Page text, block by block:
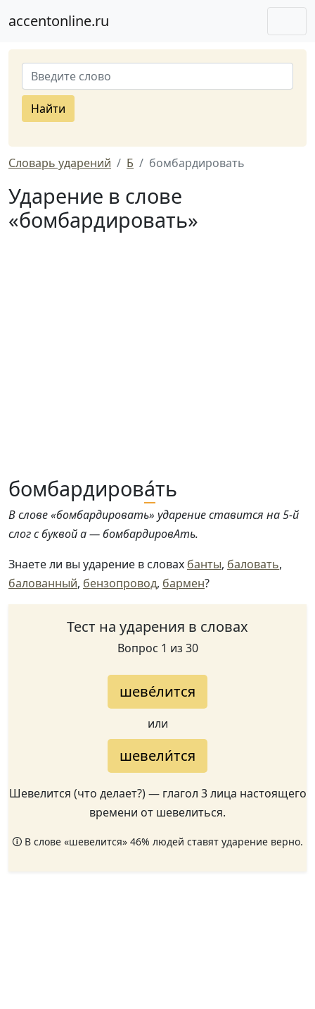
accentonline.ru
Найти
Словарь ударений Б бомбардировать
Ударение в слове
«бомбардировать»
бомбардирова́ть
В слове «бомбардировать» ударение ставится на 5-й
слог с буквой а — бомбардировАть.
Знаете ли вы ударение в словах банты, баловать,
балованный, бензопровод, бармен?
Тест на ударения в словах
Вопрос 1 из 30
шеве́лится
или
шевели́тся
Шевелится (что делает?) — глагол 3 лица настоящего
времени от шевелиться.
🛈 В слове «шевелится» 46% людей ставят ударение верно.